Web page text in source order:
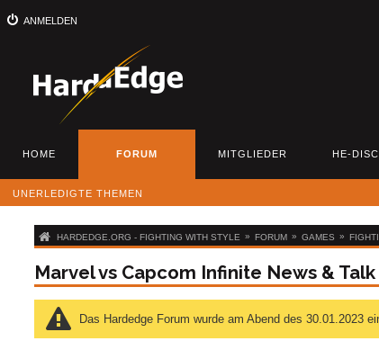
ANMELDEN
HOME FORUM MITGLIEDER HE-
UNERLEDIGTE THEMEN
HARDEDGE.ORG - FIGHTING WITH STYLE » FORUM » GAMES »
Marvel vs Capcom Infinite News &
Das Hardedge Forum wurde am Abend des 30.01.2023